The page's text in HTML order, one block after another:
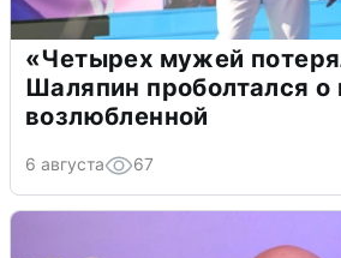
«Четырех мужей
Шаляпин проболтался о
возлюбленной
6 августа 67